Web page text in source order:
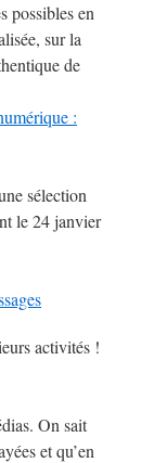
possibles en
sur la
de
:
sélection
le 24 janvier
activités !
On sait
et qu’en